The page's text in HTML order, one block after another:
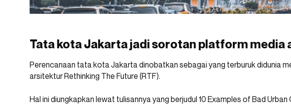
Tata kota Jakarta jadi sorotan platform media
Perencanaan tata kota Jakarta dinobatkan sebagai yang terburuk didunia
arsitektur Rethinking The Future (RTF).
Hal ini diungkapkan lewat tulisannya yang berjudul 10 Examples of Bad Urban